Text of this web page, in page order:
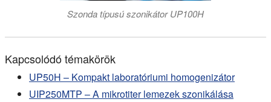
Szonda típusú szonikátor UP100H
Kapcsolódó témakörök
UP50H – Kompakt laboratóriumi homogenizátor
UIP250MTP – A mikrotiter lemezek szonikálása